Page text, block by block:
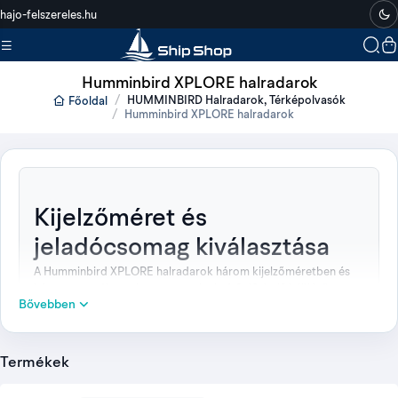
hajo-felszereles.hu
Humminbird XPLORE halradarok
Főoldal
HUMMINBIRD Halradarok, Térképolvasók
Humminbird XPLORE halradarok
Kijelzőméret és
jeladócsomag kiválasztása
A Humminbird XPLORE halradarok három kijelzőméretben és
készülékek MEGA SI+ és GPS funkcióval készülnek, a kijelző
Mindhárom mérethez választható XM 14 HW CMSI T jeladót
tartalmazó összeállítás, illetve jeladó nélküli CHO kivitel. A
Bővebben
Termékek